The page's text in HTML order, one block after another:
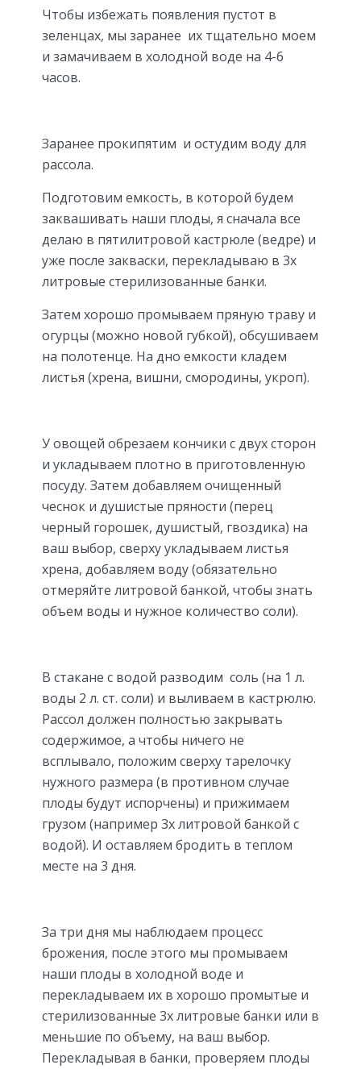
Чтобы избежать появления пустот в
зеленцах, мы заранее их тщательно моем
и замачиваем в холодной воде на 4-6
часов.
Заранее прокипятим и остудим воду для
рассола.
Подготовим емкость, в которой будем
заквашивать наши плоды, я сначала все
делаю в пятилитровой кастрюле (ведре) и
уже после закваски, перекладываю в 3х
литровые стерилизованные банки.
Затем хорошо промываем пряную траву и
огурцы (можно новой губкой), обсушиваем
на полотенце. На дно емкости кладем
листья (хрена, вишни, смородины, укроп).
У овощей обрезаем кончики с двух сторон
и укладываем плотно в приготовленную
посуду. Затем добавляем очищенный
чеснок и душистые пряности (перец
черный горошек, душистый, гвоздика) на
ваш выбор, сверху укладываем листья
хрена, добавляем воду (обязательно
отмеряйте литровой банкой, чтобы знать
объем воды и нужное количество соли).
В стакане с водой разводим соль (на 1 л.
воды 2 л. ст. соли) и выливаем в кастрюлю.
Рассол должен полностью закрывать
содержимое, а чтобы ничего не
всплывало, положим сверху тарелочку
нужного размера (в противном случае
плоды будут испорчены) и прижимаем
грузом (например 3х литровой банкой с
водой). И оставляем бродить в теплом
месте на 3 дня.
За три дня мы наблюдаем процесс
брожения, после этого мы промываем
наши плоды в холодной воде и
перекладываем их в хорошо промытые и
стерилизованные 3х литровые банки или в
меньшие по объему, на ваш выбор.
Перекладывая в банки, проверяем плоды